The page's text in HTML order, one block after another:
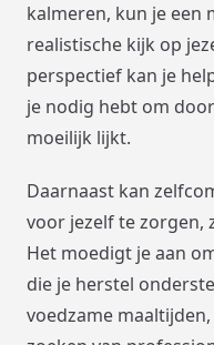
kalmeren, kun je een
realistische kijk op
perspectief kan je
je nodig hebt om
moeilijk lijkt.
Daarnaast kan
voor jezelf te zorgen,
Het moedigt je aan
die je herstel
voedzame